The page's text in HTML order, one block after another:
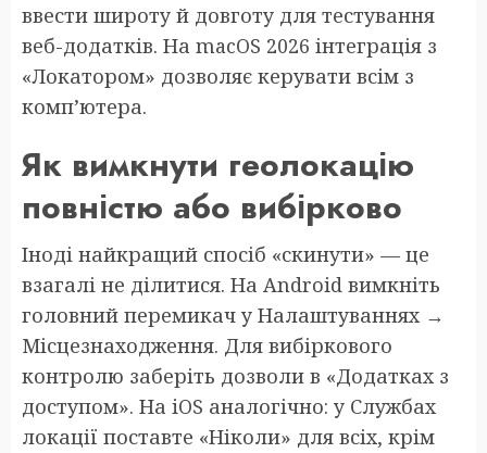
ввести широту й довготу для тестування
веб-додатків. На macOS 2026 інтеграція з
«Локатором» дозволяє керувати всім з
комп’ютера.
Як вимкнути геолокацію
повністю або вибірково
Іноді найкращий спосіб «скинути» — це
взагалі не ділитися. На Android вимкніть
головний перемикач у Налаштуваннях →
Місцезнаходження. Для вибіркового
контролю заберіть дозволи в «Додатках з
доступом». На iOS аналогічно: у Службах
локації поставте «Ніколи» для всіх, крім